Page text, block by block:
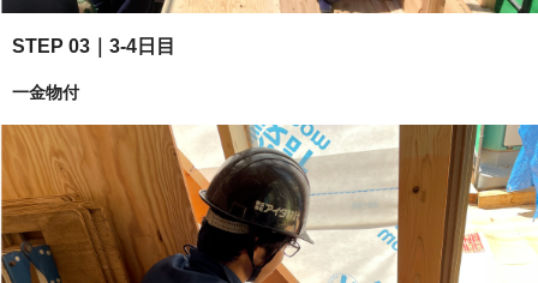
STEP 03｜3-4日目
一金物付